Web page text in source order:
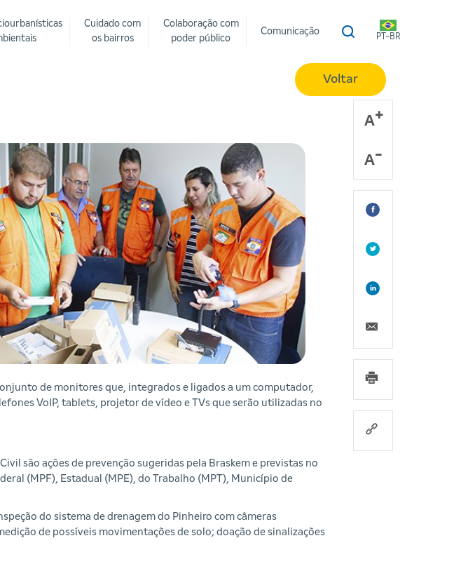
Cuidado com
os bairros
Colaboração com
poder público
Comunicação
PT-BR
Voltar
A
A
de monitores que, integrados e ligados a um computador,
VoIP, tablets, projetor de vídeo e TVs que serão utilizadas no
são ações de prevenção sugeridas pela Braskem e previstas no
(MPF), Estadual (MPE), do Trabalho (MPT), Município de
do sistema de drenagem do Pinheiro com câmeras
de possíveis movimentações de solo; doação de sinalizações